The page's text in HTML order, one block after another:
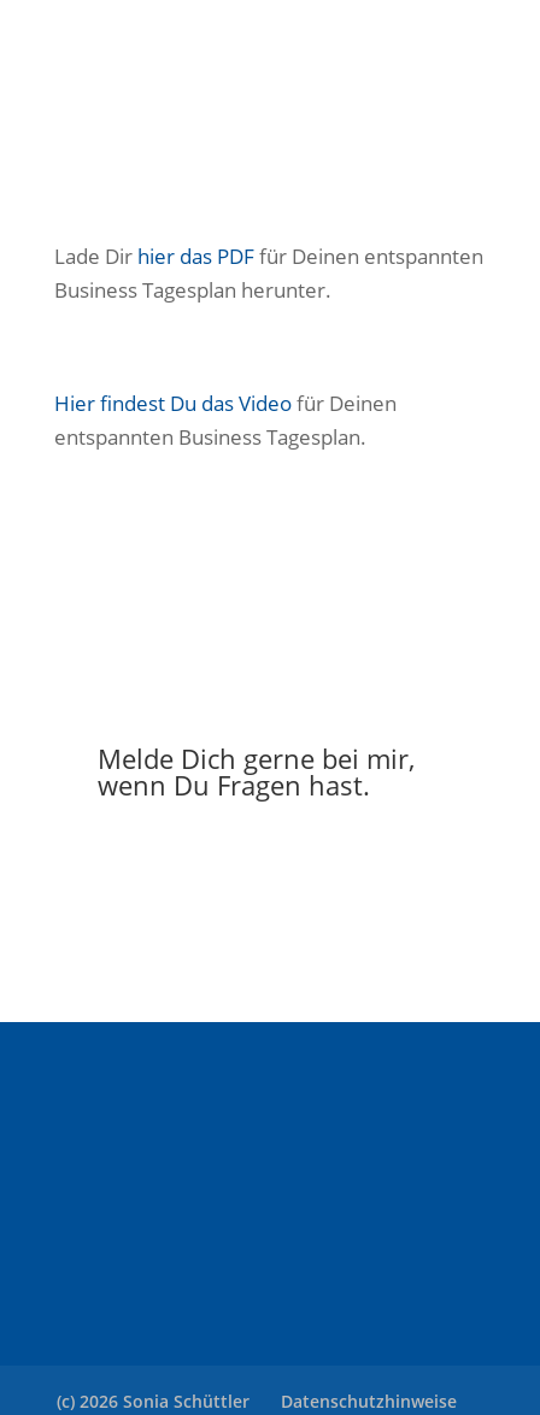
Lade Dir hier das PDFfür Deinen entspannten
Business Tagesplan herunter.
Hier findest Du das Videofür Deinen
entspannten Business Tagesplan.
Melde Dich gerne bei mir,
wenn Du Fragen hast.
(c) 2026 Sonia Schüttler Datenschutzhinweise